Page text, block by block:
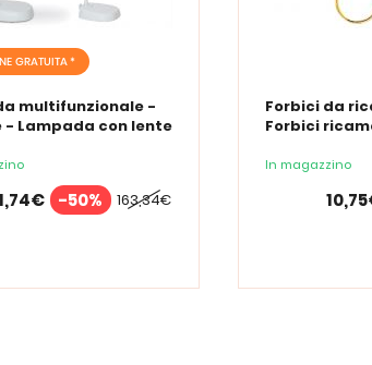
GRATUITA *
multifunzionale -
- Lampada con lente
163,34€
-50%
Forbici da
Forbici
In magazzino